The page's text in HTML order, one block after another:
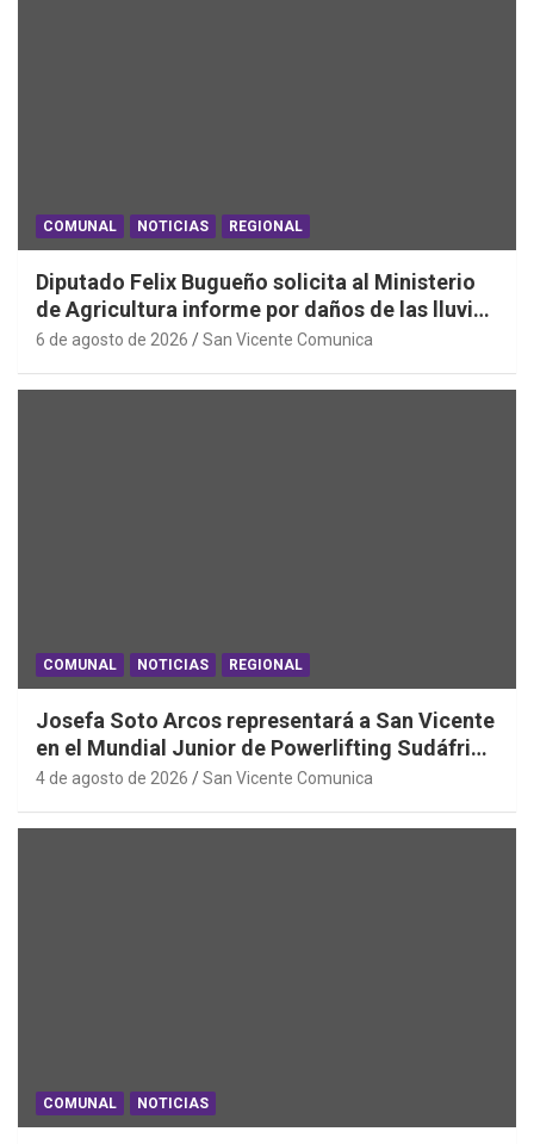
COMUNAL NOTICIAS REGIONAL
Diputado Felix Bugueño solicita al Ministerio
de Agricultura informe por daños de las lluvias
en la Región de O´Higgins
6 de agosto de 2026 San Vicente Comunica
COMUNAL NOTICIAS REGIONAL
Josefa Soto Arcos representará a San Vicente
en el Mundial Junior de Powerlifting Sudáfrica
2026
4 de agosto de 2026 San Vicente Comunica
COMUNAL NOTICIAS